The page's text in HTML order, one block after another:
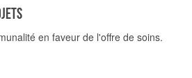
en faveur de l'offre de soins.